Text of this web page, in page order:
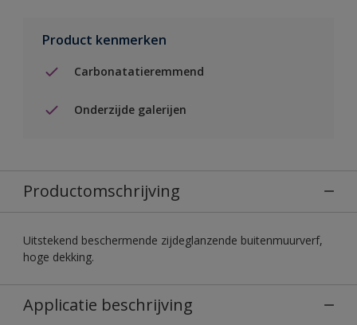
Product kenmerken
Carbonatatieremmend
Onderzijde galerijen
Productomschrijving
Uitstekend beschermende zijdeglanzende buitenmuurverf,
hoge dekking.
Applicatie beschrijving